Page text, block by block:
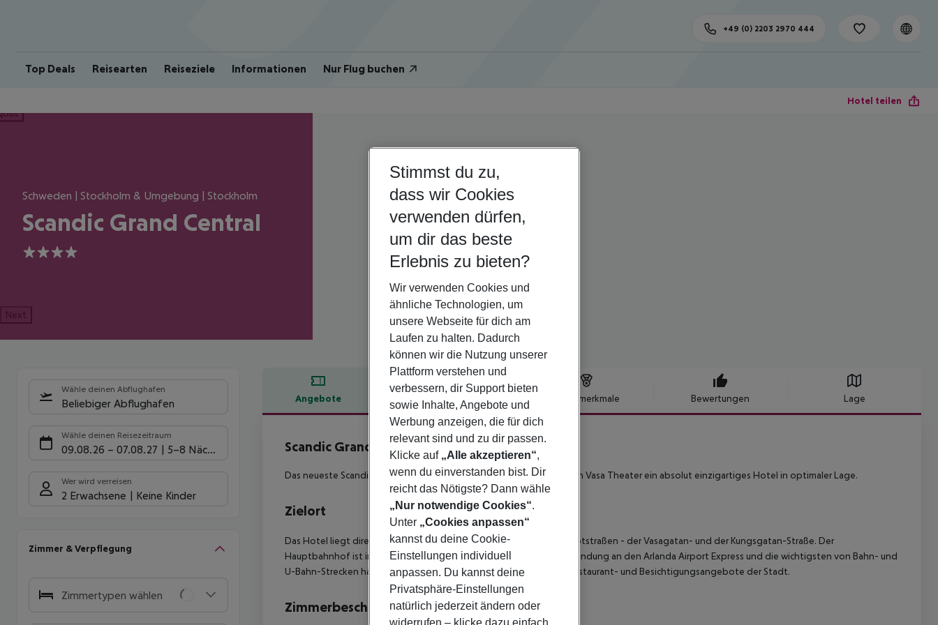
Top Deals Reisearten Reiseziele Informationen Nur Flug buchen
+49 (0) 2203 2970 444
Hotel teilen
Schweden | Stockholm & Umgebung | Stockholm
Scandic Grand Central
4
Next
Wähle deinen Abflughafen
Beliebiger Abflughafen
Wähle deinen Reisezeitraum
09.08.26 – 07.08.27 5-8 Nächte
Wer wird verreisen
2 Erwachsene Keine Kinder
Zimmer & Verpflegung
Zimmertypen wählen
Angebote Hotelbeschreibung Hotelmerkmale Bewertungen Lage
Hotelbeschreibung
Scandic Grand Central
4
Das neueste Scandic Hotel bildet zusammen mit dem neu eröffneten Vasa Theater ein absolut einzigartiges Hotel in optimaler Lage.
Zielort
Das Hotel liegt direkt im Stadtzentrum, an der Kreuzung zweier Hauptstraßen - der Vasagatan- und der Kungsgatan-Straße. Der
Hauptbahnhof ist in wenigen Minuten zu Fuß erreichbar, wo Sie Verbindung an den Arlanda Airport Express und die wichtigsten von Bahn- und
U-Bahn-Strecken haben. Das Hotel liegt im Herzen der Einkaufs-, Restaurant- und Besichtigungsangebote der Stadt.
Zimmerbeschreibung
Stimmst du zu,
dass wir Cookies
verwenden dürfen,
um dir das beste
Erlebnis zu bieten?
Wir verwenden Cookies und
ähnliche Technologien, um
unsere Webseite für dich am
Laufen zu halten. Dadurch
können wir die Nutzung unserer
Plattform verstehen und
verbessern, dir Support bieten
sowie Inhalte, Angebote und
Werbung anzeigen, die für dich
relevant sind und zu dir passen.
Klicke auf „Alle akzeptieren“,
wenn du einverstanden bist. Dir
reicht das Nötigste? Dann wähle
„Nur notwendige Cookies“.
Unter „Cookies anpassen“
kannst du deine Cookie-
Einstellungen individuell
anpassen. Du kannst deine
Privatsphäre-Einstellungen
natürlich jederzeit ändern oder
widerrufen – klicke dazu einfach